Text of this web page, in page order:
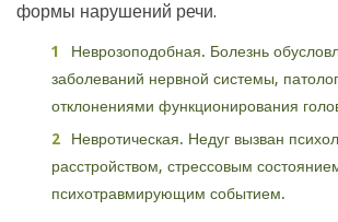
формы нарушений речи.
Неврозоподобная. Болезнь
заболеваний нервной системы,
отклонениями функционирования
Невротическая. Недуг вызван
расстройством, стрессовым
психотравмирующим событием.